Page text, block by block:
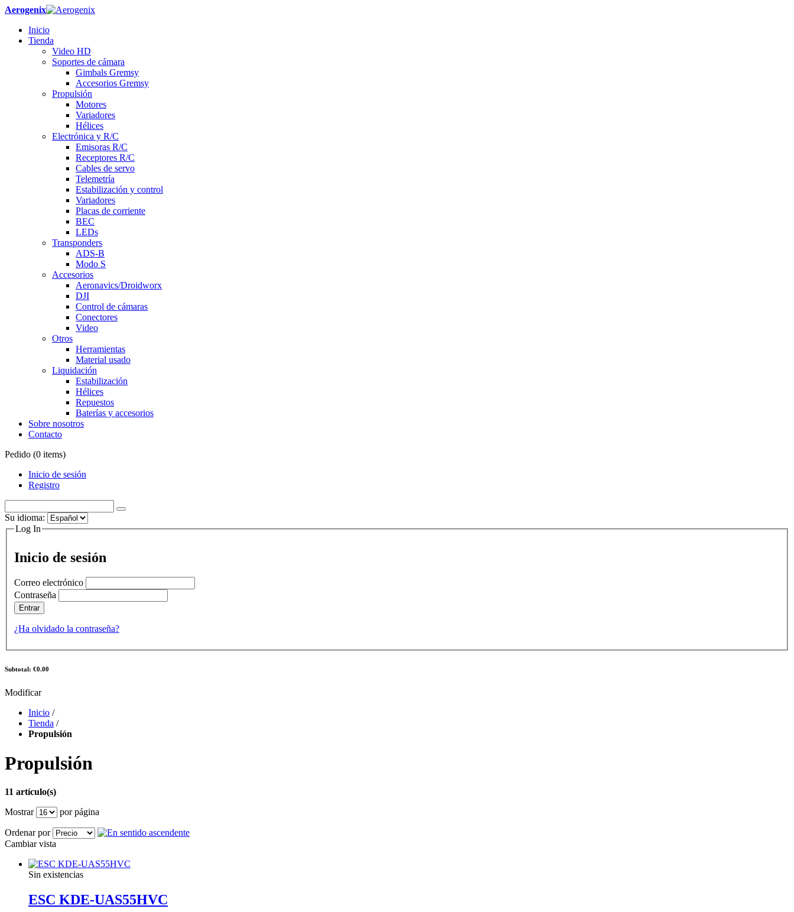
Aerogenix
Inicio
Tienda
Video HD
Soportes de cámara
Gimbals Gremsy
Accesorios Gremsy
Propulsión
Motores
Variadores
Hélices
Electrónica y R/C
Emisoras R/C
Receptores R/C
Cables de servo
Telemetría
Estabilización y control
Variadores
Placas de corriente
BEC
LEDs
Transponders
ADS-B
Modo S
Accesorios
Aeronavics/Droidworx
DJI
Control de cámaras
Conectores
Video
Otros
Herramientas
Material usado
Liquidación
Estabilización
Hélices
Repuestos
Baterías y accesorios
Sobre nosotros
Contacto
Pedido (0 items)
Inicio de sesión
Registro
Su idioma:
Log In
Inicio de sesión
Correo electrónico
Contraseña
Entrar
¿Ha olvidado la contraseña?
Subtotal: €0.00
Modificar
Inicio /
Tienda /
Propulsión
Propulsión
11 artículo(s)
Mostrar
por página
Ordenar por
Cambiar vista
Sin existencias
ESC KDE-UAS55HVC